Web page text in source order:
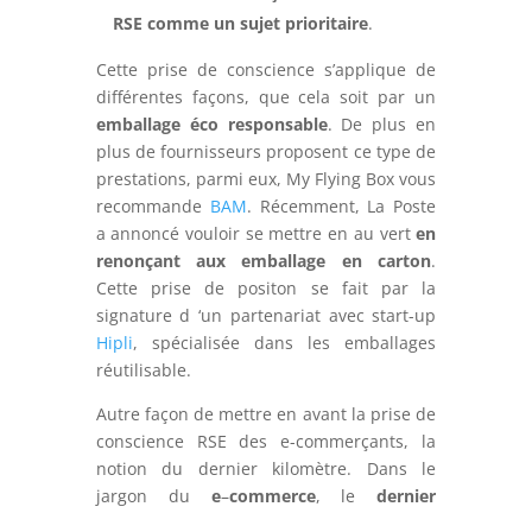
RSE comme un sujet prioritaire.
Cette prise de conscience s’applique de
différentes façons, que cela soit par un
emballage éco responsable. De plus en
plus de fournisseurs proposent ce type de
prestations, parmi eux, My Flying Box vous
recommande BAM. Récemment, La Poste
a annoncé vouloir se mettre en au verten
renonçant aux emballage en carton.
Cette prise de positon se fait par la
signature d ‘un partenariat avec start-up
Hipli, spécialisée dans les emballages
réutilisable.
Autre façon de mettre en avant la prise de
conscience RSE des e-commerçants, la
notion du dernier kilomètre. Dans le
jargon du e–commerce, ledernier